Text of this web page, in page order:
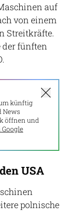
auf
von einem
Streitkräfte.
der fünften
künftig
News
öffnen und
Google
USA
polnische